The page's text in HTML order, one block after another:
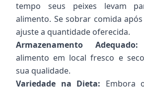
tempo seus peixes levam
alimento. Se sobrar comida
ajuste a quantidade oferecida.
Armazenamento Adequado:
alimento em local fresco e
sua qualidade.
Variedade na Dieta: Embora